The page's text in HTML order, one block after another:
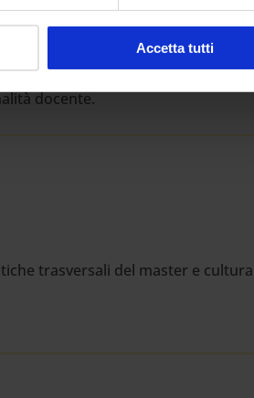
Accetta tutti
apprendimento per il
sulle reali necessita
operare nell’ambito
docente.
trasversali del master e